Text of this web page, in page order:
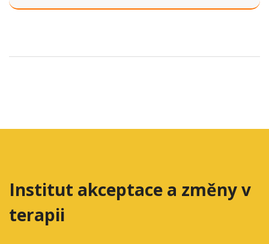
Institut akceptace a změny v
terapii